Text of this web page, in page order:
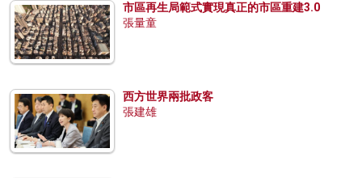
市區再生局範式實現真正的市區重建3.0
張量童
西方世界兩批政客
張建雄